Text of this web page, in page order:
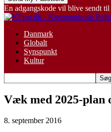
En adgangskode vil blive sendt
Danmark
Globalt
Synspunkt
Kultur
Væk med 2025-plan
8. september 2016